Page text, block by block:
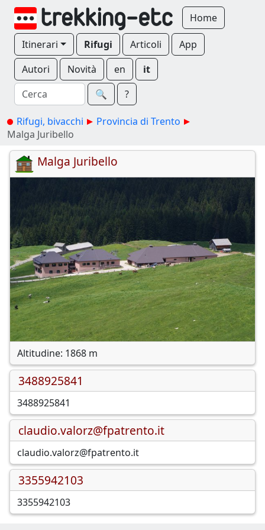
Home
Itinerari Rifugi Articoli
App
Autori
Novità en
it
🔍︎
?
Rifugi, bivacchi
Provincia di Trento
Malga Juribello
Malga Juribello
Altitudine: 1868 m
3488925841
3488925841
claudio.valorz@fpatrento.it
claudio.valorz@fpatrento.it
3355942103
3355942103